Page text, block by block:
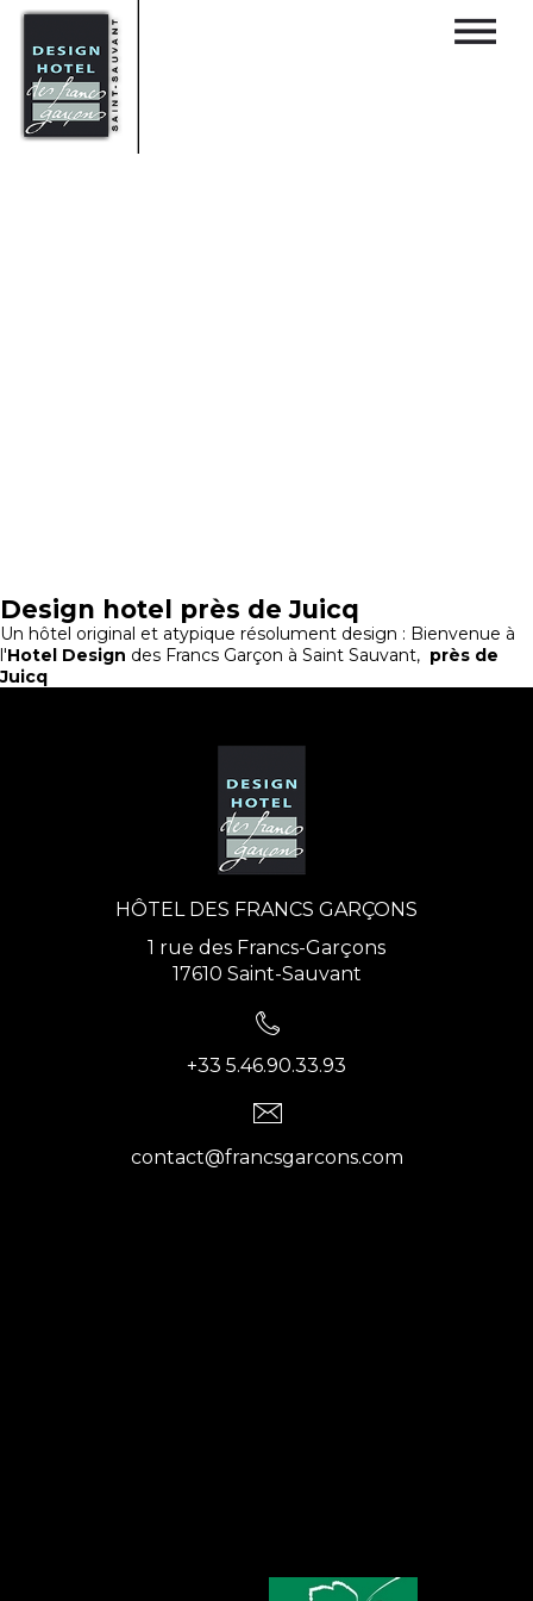
Design hotel près de Juicq
Un hôtel original et atypique résolument design : Bienvenue à
l'Hotel Design des Francs Garçon à Saint Sauvant, près de
Juicq
HÔTEL DES FRANCS GARÇONS
1 rue des Francs-Garçons
17610 Saint-Sauvant
+33 5.46.90.33.93
contact@francsgarcons.com